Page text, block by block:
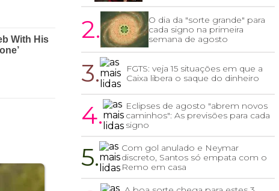
2.
O dia da "sorte grande" para
cada signo na primeira
semana de agosto
3.
FGTS: veja 15 situações em que a
Caixa libera o saque do dinheiro
4.
Eclipses de agosto "abrem novos
caminhos": As previsões para cada
signo
5.
Com gol anulado e Neymar
discreto, Santos só empata com o
Remo em casa